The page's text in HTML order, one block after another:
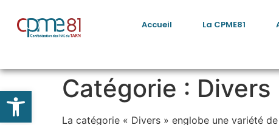
Accueil La CPME81
Catégorie : Divers
La catégorie « Divers » englobe une variété
Ouvrir la barre d’outils